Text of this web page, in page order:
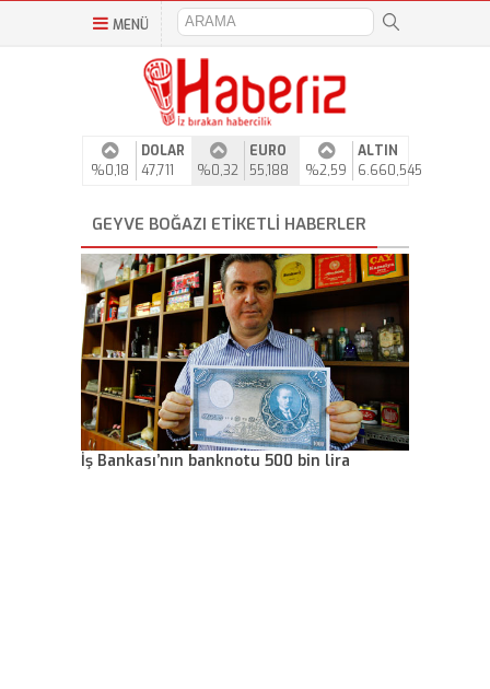
MENÜ
%0,18
DOLAR
47,711
%0,32
EURO
55,188
%2,59
ALTIN
6.660,545
GEYVE BOĞAZI ETIKETLI HABERLER
İş Bankası’nın banknotu 500 bin lira